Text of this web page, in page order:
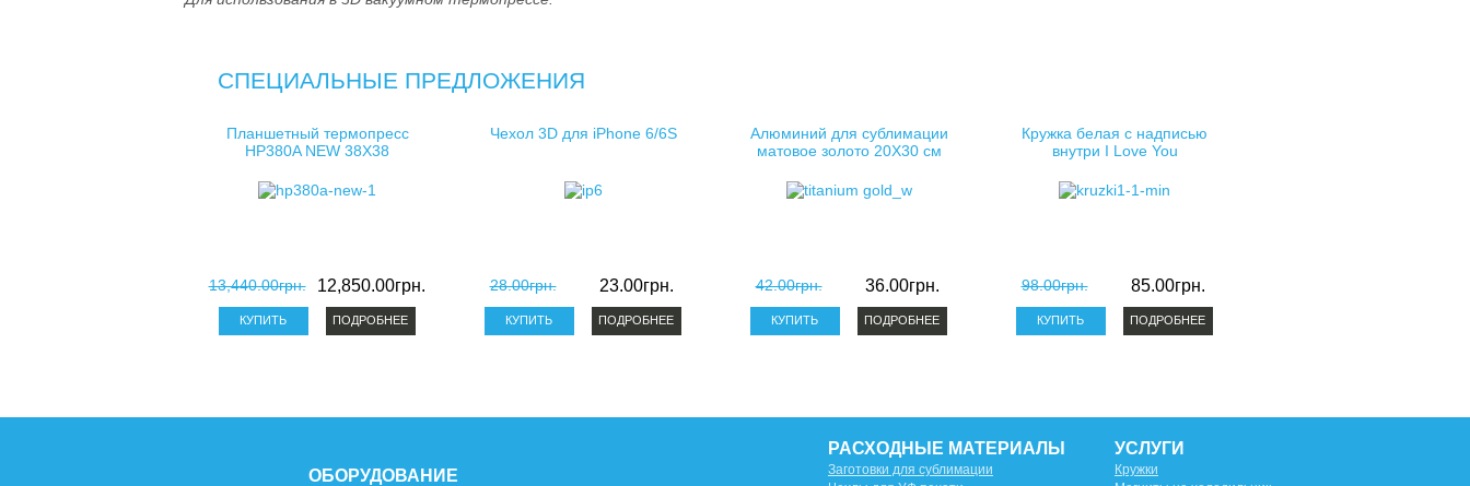
СПЕЦИАЛЬНЫЕ ПРЕДЛОЖЕНИЯ
Планшетный термопресс
HP380A NEW 38X38
13,440.00грн. 12,850.00грн.
ПОДРОБНЕЕ
Чехол 3D для iPhone 6/6S
28.00грн. 23.00грн.
ПОДРОБНЕЕ
Алюминий для сублимации
матовое золото 20X30 см
42.00грн. 36.00грн.
ПОДРОБНЕЕ
Кружка белая с надписью
внутри I Love You
98.00грн. 85.00грн.
ПОДРОБНЕЕ
ОБОРУДОВАНИЕ
УСЛУГИ
Кружки
РАСХОДНЫЕ МАТЕРИАЛЫ
Заготовки для сублимации